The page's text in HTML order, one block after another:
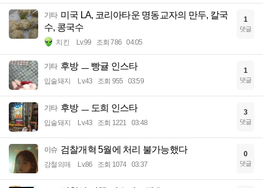
기타 미국 LA, 코리아타운 명동교자의 만두, 칼국
수, 콩국수
치킨 Lv.99 조회 786 04:05
1
댓글
기타 후방 ㅡ 빵귤 인스타
입술돼지 Lv.43 조회 955 03:59
1
댓글
기타 후방 ㅡ 도희 인스타
입술돼지 Lv.43 조회 1221 03:48
3
댓글
이슈 검찰개혁 5월에 처리 불가능했다
강철의매 Lv.86 조회 1074 03:37
0
댓글